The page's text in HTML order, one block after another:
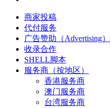
商家投稿
代付服务
广告赞助（Advertising）
收录合作
SHELL脚本
服务商（按地区）
香港服务商
澳门服务商
台湾服务商